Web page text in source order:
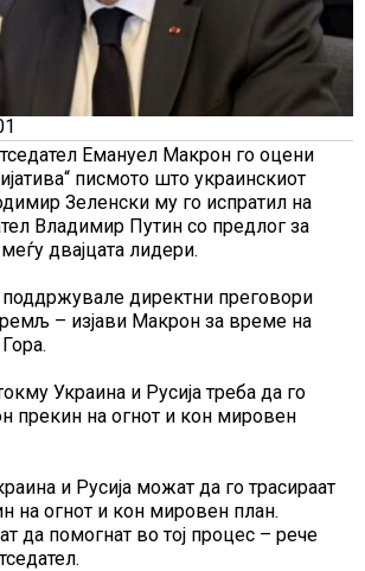
Емануел Макрон го оцени
писмото што украинскиот
Зеленски му го испратил на
Владимир Путин со предлог за
двајцата лидери.
директни преговори
– изјави Макрон за време на
Украина и Русија треба да го
прекин на огнот и кон мировен
и Русија можат да го трасираат
на огнот и кон мировен план.
да помогнат во тој процес – рече